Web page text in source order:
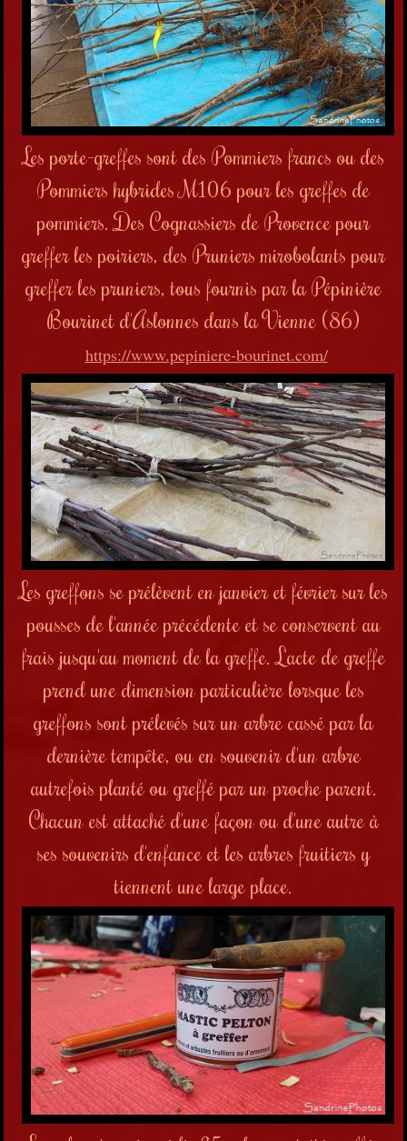
Les porte-greffes sont des Pommiers francs ou des
Pommiers hybrides M106 pour les greffes de
pommiers. Des Cognassiers de Provence pour
greffer les poiriers, des Pruniers mirobolants pour
greffer les pruniers, tous fournis par la Pépinière
Bourinet d'Aslonnes dans la Vienne (86)
https://www.pepiniere-bourinet.com/
Les greffons se prélèvent en janvier et février sur les
pousses de l'année précédente et se conservent au
frais jusqu'au moment de la greffe. L'acte de greffe
prend une dimension particulière lorsque les
greffons sont prélevés sur un arbre cassé par la
dernière tempête, ou en souvenir d'un arbre
autrefois planté ou greffé par un proche parent.
Chacun est attaché d'une façon ou d'une autre à
ses souvenirs d'enfance et les arbres fruitiers y
tiennent une large place.